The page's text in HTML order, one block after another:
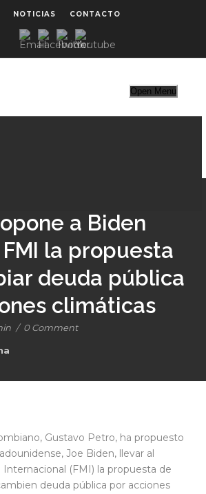
NOTICIAS CONTACTO
Open Menu
pública por acciones climáticas
a Biden
la propuesta
deuda pública
climáticas
/ 0 Comment
Gustavo Petro, ha propuesto
Joe Biden, llevar al
(FMI) la propuesta de
deuda pública por acciones